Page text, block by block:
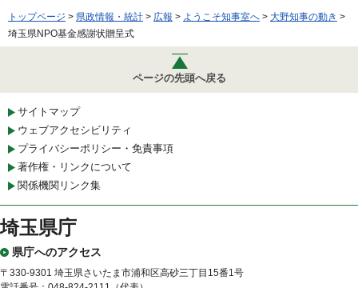
トップページ > 県政情報・統計 > 広報 > ようこそ知事室へ > 大野知事の動き >
埼玉県NPO基金感謝状贈呈式
ページの先頭へ戻る
サイトマップ
ウェブアクセシビリティ
プライバシーポリシー・免責事項
著作権・リンクについて
関係機関リンク集
埼玉県庁
県庁へのアクセス
〒330-9301 埼玉県さいたま市浦和区高砂三丁目15番1号